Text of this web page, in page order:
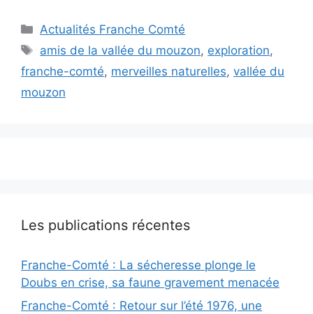
Catégories
Actualités Franche Comté
Étiquettes
amis de la vallée du mouzon, exploration,
franche-comté, merveilles naturelles, vallée du
mouzon
Les publications récentes
Franche-Comté : La sécheresse plonge le
Doubs en crise, sa faune gravement menacée
Franche-Comté : Retour sur l’été 1976, une